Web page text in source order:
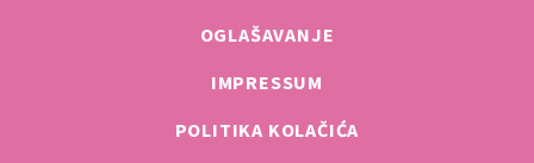
OGLAŠAVANJE
IMPRESSUM
POLITIKA KOLAČIĆA